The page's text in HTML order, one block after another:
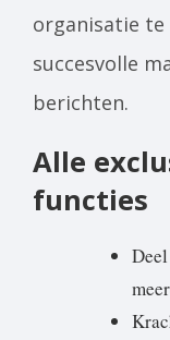
organisatie
succesvolle
berichten.
Alle
functies